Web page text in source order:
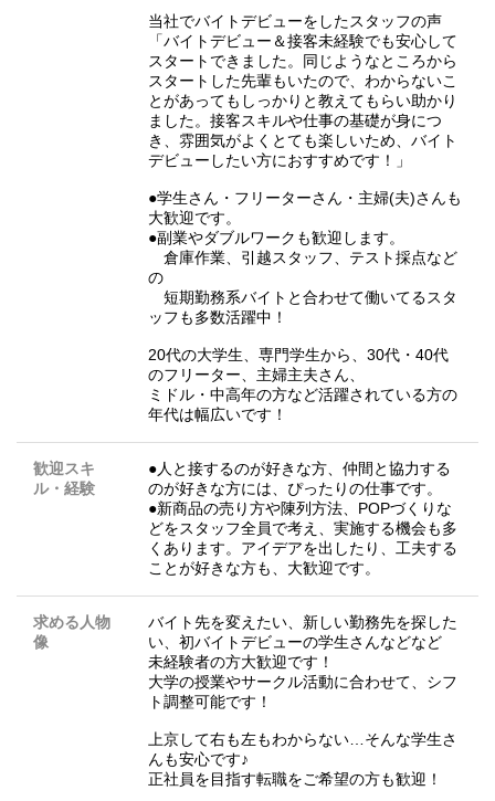
当社でバイトデビューをしたスタッフの声
「バイトデビュー＆接客未経験でも安心して
スタートできました。同じようなところから
スタートした先輩もいたので、わからないこ
とがあってもしっかりと教えてもらい助かり
ました。接客スキルや仕事の基礎が身につ
き、雰囲気がよくとても楽しいため、バイト
デビューしたい方におすすめです！」
●学生さん・フリーターさん・主婦(夫)さんも
大歓迎です。
●副業やダブルワークも歓迎します。
倉庫作業、引越スタッフ、テスト採点など
の
短期勤務系バイトと合わせて働いてるスタ
ッフも多数活躍中！
20代の大学生、専門学生から、30代・40代
のフリーター、主婦主夫さん、
ミドル・中高年の方など活躍されている方の
年代は幅広いです！
歓迎スキ
ル・経験
●人と接するのが好きな方、仲間と協力する
のが好きな方には、ぴったりの仕事です。
●新商品の売り方や陳列方法、POPづくりな
どをスタッフ全員で考え、実施する機会も多
くあります。アイデアを出したり、工夫する
ことが好きな方も、大歓迎です。
求める人物
像
バイト先を変えたい、新しい勤務先を探した
い、初バイトデビューの学生さんなどなど
未経験者の方大歓迎です！
大学の授業やサークル活動に合わせて、シフ
ト調整可能です！
上京して右も左もわからない…そんな学生さ
んも安心です♪
正社員を目指す転職をご希望の方も歓迎！